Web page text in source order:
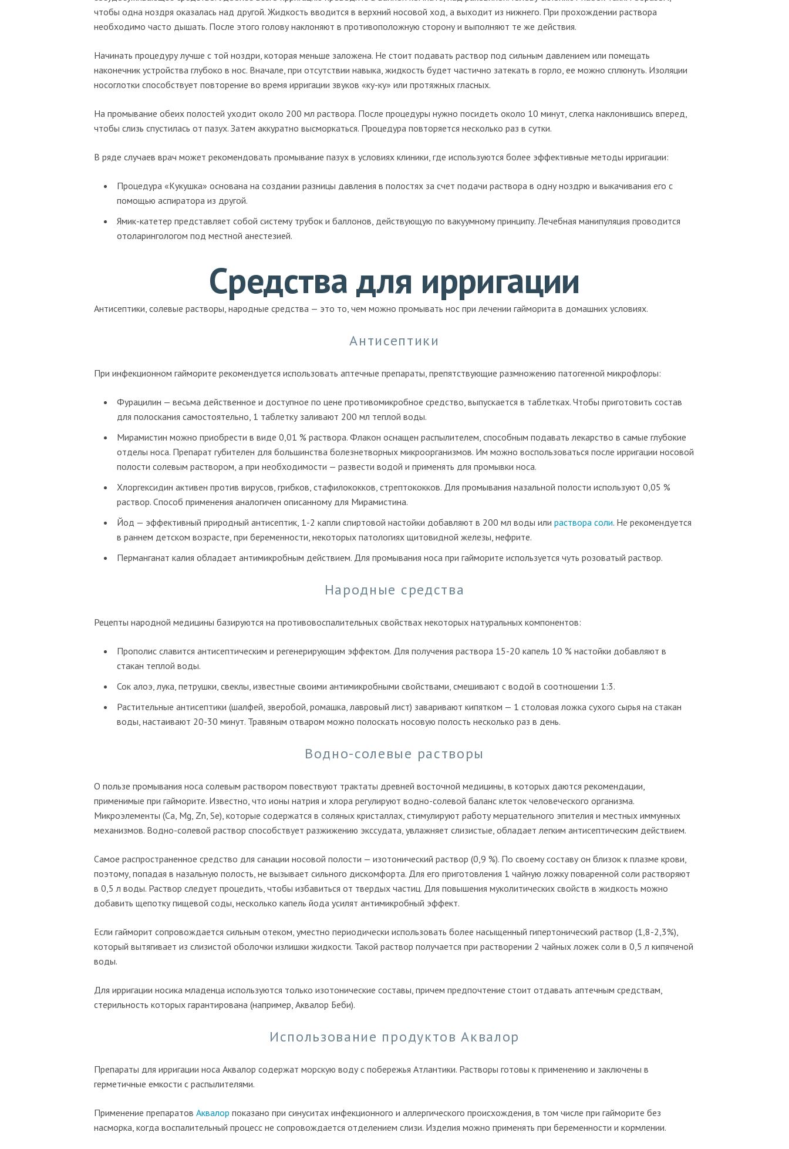
чтобы одна ноздря оказалась над другой. Жидкость вводится в верхний носовой ход, а выходит из нижнего. При прохождении раствора
необходимо часто дышать. После этого голову наклоняют в противоположную сторону и выполняют те же действия.
Начинать процедуру лучше с той ноздри, которая меньше заложена. Не стоит подавать раствор под сильным давлением или помещать
наконечник устройства глубоко в нос. Вначале, при отсутствии навыка, жидкость будет частично затекать в горло, ее можно сплюнуть. Изоляции
носоглотки способствует повторение во время ирригации звуков «ку-ку» или протяжных гласных.
На промывание обеих полостей уходит около 200 мл раствора. После процедуры нужно посидеть около 10 минут, слегка наклонившись вперед,
чтобы слизь спустилась от пазух. Затем аккуратно высморкаться. Процедура повторяется несколько раз в сутки.
В ряде случаев врач может рекомендовать промывание пазух в условиях клиники, где используются более эффективные методы ирригации:
Процедура «Кукушка» основана на создании разницы давления в полостях за счет подачи раствора в одну ноздрю и выкачивания его с
помощью аспиратора из другой.
Ямик-катетер представляет собой систему трубок и баллонов, действующую по вакуумному принципу. Лечебная манипуляция проводится
отоларингологом под местной анестезией.
Средства для ирригации
Антисептики, солевые растворы, народные средства — это то, чем можно промывать нос при лечении гайморита в домашних условиях.
Антисептики
При инфекционном гайморите рекомендуется использовать аптечные препараты, препятствующие размножению патогенной микрофлоры:
Фурацилин — весьма действенное и доступное по цене противомикробное средство, выпускается в таблетках. Чтобы приготовить состав
для полоскания самостоятельно, 1 таблетку заливают 200 мл теплой воды.
Мирамистин можно приобрести в виде 0,01 % раствора. Флакон оснащен распылителем, способным подавать лекарство в самые глубокие
отделы носа. Препарат губителен для большинства болезнетворных микроорганизмов. Им можно воспользоваться после ирригации носовой
полости солевым раствором, а при необходимости — развести водой и применять для промывки носа.
Хлоргексидин активен против вирусов, грибков, стафилококков, стрептококков. Для промывания назальной полости используют 0,05 %
раствор. Способ применения аналогичен описанному для Мирамистина.
Йод — эффективный природный антисептик, 1-2 капли спиртовой настойки добавляют в 200 мл воды или раствора соли. Не рекомендуется
в раннем детском возрасте, при беременности, некоторых патологиях щитовидной железы, нефрите.
Перманганат калия обладает антимикробным действием. Для промывания носа при гайморите используется чуть розоватый раствор.
Народные средства
Рецепты народной медицины базируются на противовоспалительных свойствах некоторых натуральных компонентов:
Прополис славится антисептическим и регенерирующим эффектом. Для получения раствора 15-20 капель 10 % настойки добавляют в
стакан теплой воды.
Сок алоэ, лука, петрушки, свеклы, известные своими антимикробными свойствами, смешивают с водой в соотношении 1:3.
Растительные антисептики (шалфей, зверобой, ромашка, лавровый лист) заваривают кипятком — 1 столовая ложка сухого сырья на стакан
воды, настаивают 20-30 минут. Травяным отваром можно полоскать носовую полость несколько раз в день.
Водно-солевые растворы
О пользе промывания носа солевым раствором повествуют трактаты древней восточной медицины, в которых даются рекомендации,
применимые при гайморите. Известно, что ионы натрия и хлора регулируют водно-солевой баланс клеток человеческого организма.
Микроэлементы (Ca, Mg, Zn, Se), которые содержатся в соляных кристаллах, стимулируют работу мерцательного эпителия и местных иммунных
механизмов. Водно-солевой раствор способствует разжижению экссудата, увлажняет слизистые, обладает легким антисептическим действием.
Самое распространенное средство для санации носовой полости — изотонический раствор (0,9 %). По своему составу он близок к плазме крови,
поэтому, попадая в назальную полость, не вызывает сильного дискомфорта. Для его приготовления 1 чайную ложку поваренной соли растворяют
в 0,5 л воды. Раствор следует процедить, чтобы избавиться от твердых частиц. Для повышения муколитических свойств в жидкость можно
добавить щепотку пищевой соды, несколько капель йода усилят антимикробный эффект.
Если гайморит сопровождается сильным отеком, уместно периодически использовать более насыщенный гипертонический раствор (1,8-2,3%),
который вытягивает из слизистой оболочки излишки жидкости. Такой раствор получается при растворении 2 чайных ложек соли в 0,5 л кипяченой
воды.
Для ирригации носика младенца используются только изотонические составы, причем предпочтение стоит отдавать аптечным средствам,
стерильность которых гарантирована (например, Аквалор Беби).
Использование продуктов Аквалор
Препараты для ирригации носа Аквалор содержат морскую воду с побережья Атлантики. Растворы готовы к применению и заключены в
герметичные емкости с распылителями.
Применение препаратов Аквалор показано при синуситах инфекционного и аллергического происхождения, в том числе при гайморите без
насморка, когда воспалительный процесс не сопровождается отделением слизи. Изделия можно применять при беременности и кормлении.